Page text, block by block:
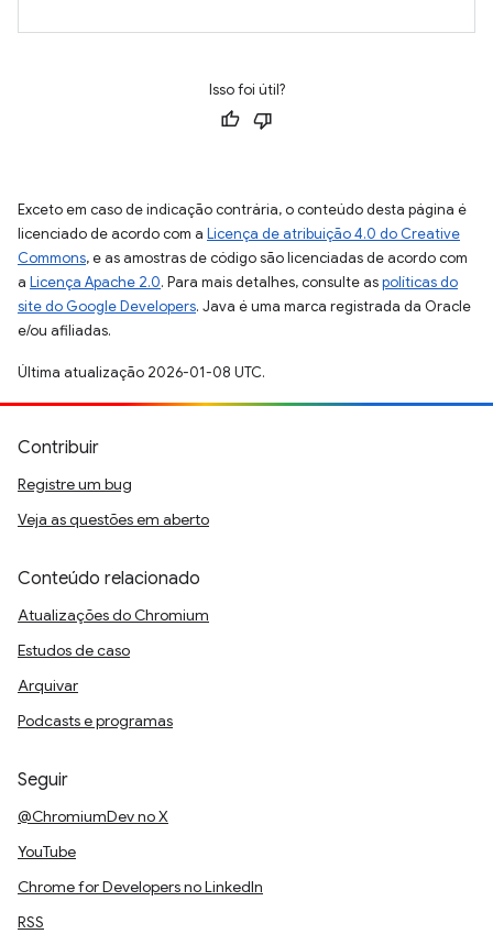
Isso foi útil?
Exceto em caso de indicação contrária, o conteúdo desta página é
licenciado de acordo com a Licença de atribuição 4.0 do Creative
Commons, e as amostras de código são licenciadas de acordo com
a Licença Apache 2.0. Para mais detalhes, consulte aspolíticas do
site do Google Developers. Java é uma marca registrada da Oracle
e/ou afiliadas.
Última atualização 2026-01-08 UTC.
Contribuir
Registre um bug
Veja as questões em aberto
Conteúdo relacionado
Atualizações do Chromium
Estudos de caso
Arquivar
Podcasts e programas
Seguir
@ChromiumDev no X
YouTube
Chrome for Developers no LinkedIn
RSS